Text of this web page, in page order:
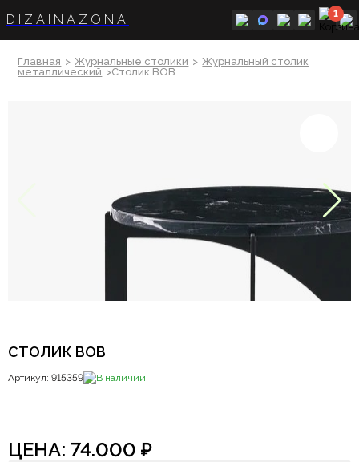
DIZAINAZONA 1
Главная > Журнальные столики > Журнальный столик
металлический >Столик BOB
СТОЛИК BOB
Артикул: 915359 В наличии
ЦЕНА: 74.000 ₽